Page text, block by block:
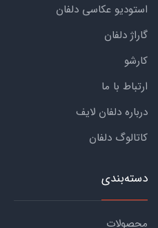
استودیو عکاسی دلفان
گاراژ دلفان
کارشو
ارتباط با ما
درباره دلفان لایف
کاتالوگ دلفان
دسته‌بندی
محصولات